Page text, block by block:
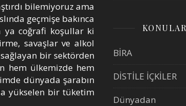
bilemiyoruz ama
geçmişe bakınca
ya coğrafi koşullar ki
savaşlar ve alkol
bir sektörden
hem ülkemizde hem
dünyada şarabın
yükselen bir tüketim
KONULAR
BİRA
DİSTİLE İÇKİLER
Dünyadan